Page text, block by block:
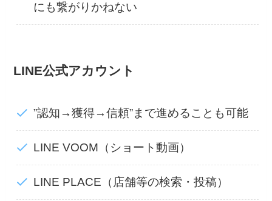
にも繋がりかねない
LINE公式アカウント
”認知→獲得→信頼”まで進めることも可能
LINE VOOM（ショート動画）
LINE PLACE（店舗等の検索・投稿）